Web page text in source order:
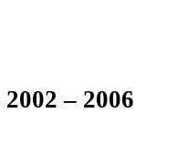
2002 – 2006